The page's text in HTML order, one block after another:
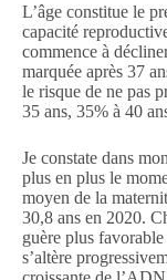
L’âge constitue le
capacité
commence à
marquée après 37
le risque de ne pas
35 ans, 35% à 40
Je constate dans
plus en plus le
moyen de la
30,8 ans en 2020.
guère plus
s’altère